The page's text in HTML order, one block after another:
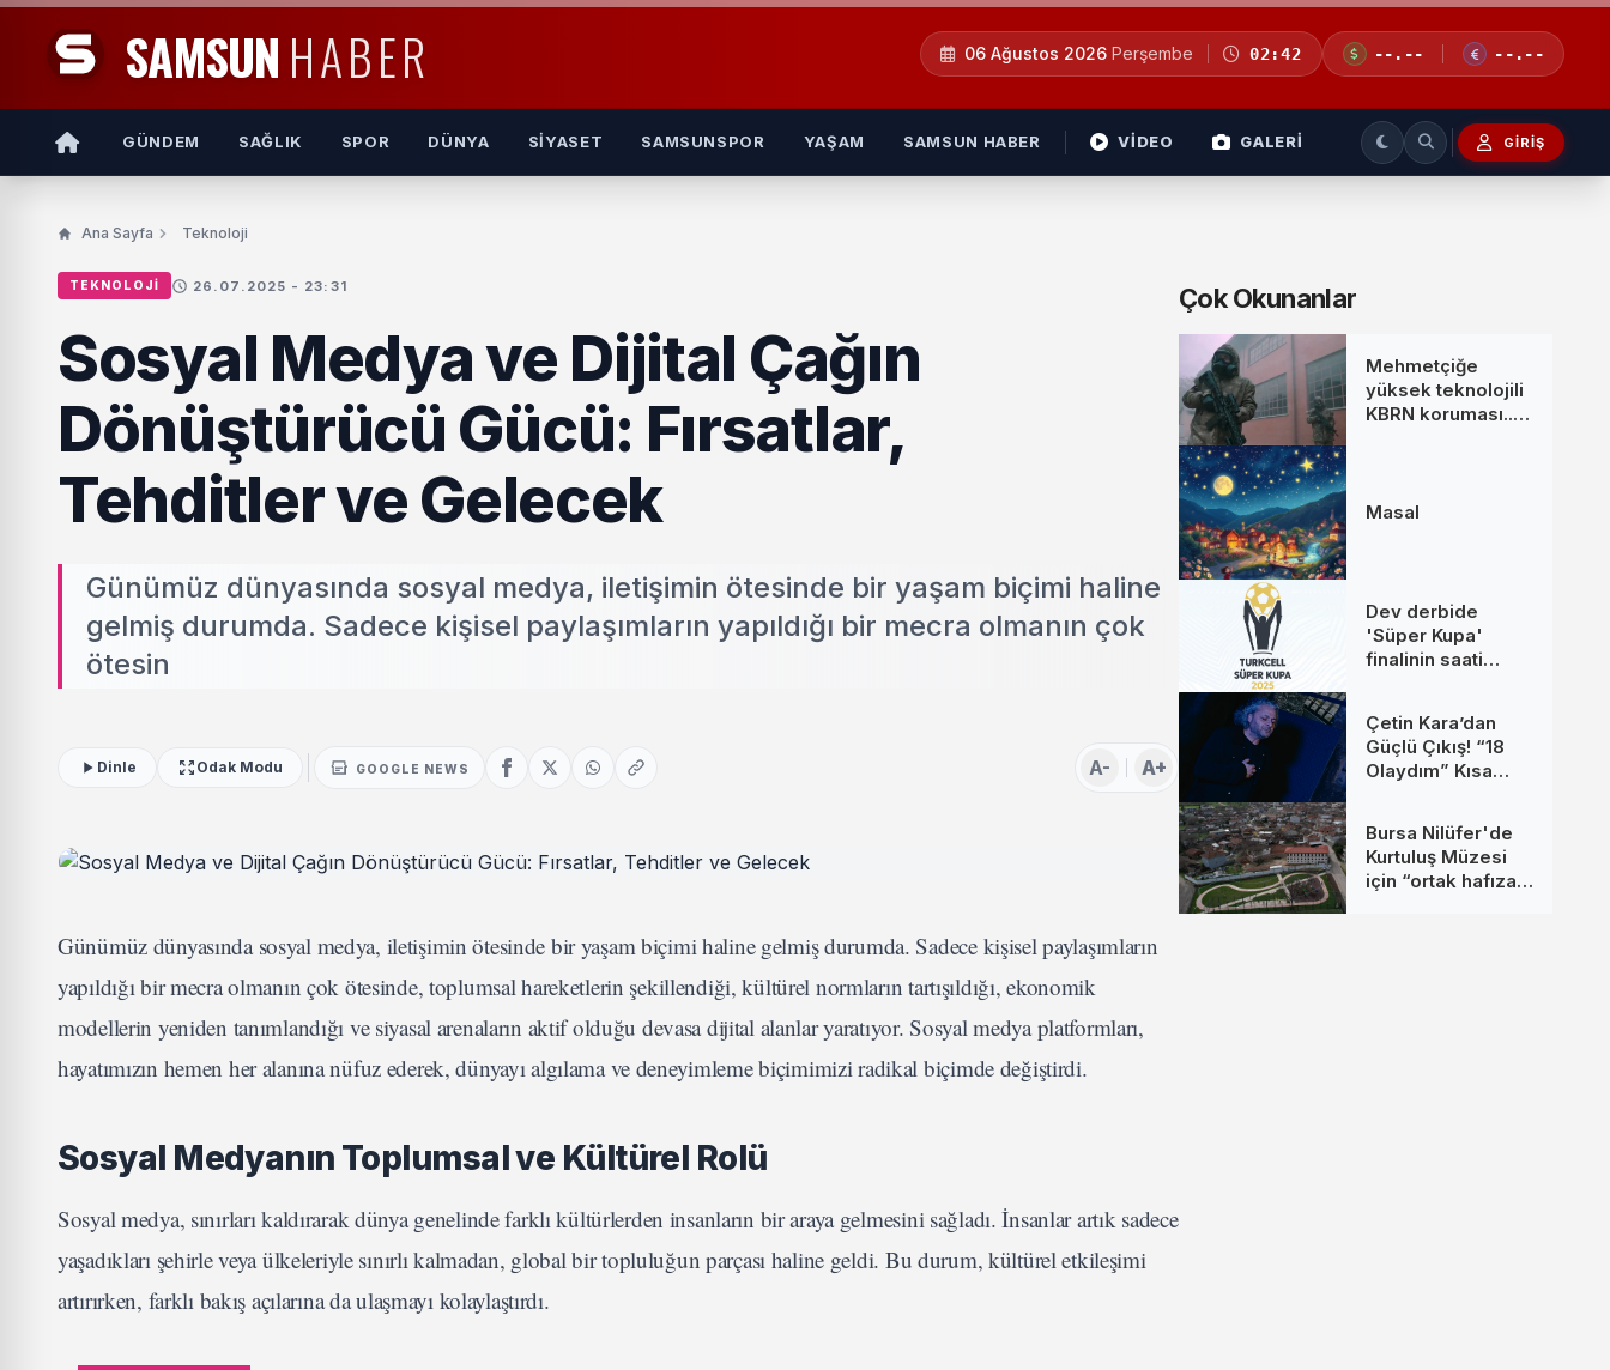
SAMSUN HABER 06 Ağustos 2026 Perşembe 02:42 --.-- --.--
GÜNDEM SAĞLIK SPOR DÜNYA SIYASET SAMSUNSPOR YAŞAM SAMSUN HABER VİDEO GALERİ GIRIŞ
Ana Sayfa Teknoloji
TEKNOLOJI 26.07.2025 - 23:31
Sosyal Medya ve Dijital Çağın
Dönüştürücü Gücü: Fırsatlar,
Tehditler ve Gelecek
Günümüz dünyasında sosyal medya, iletişimin ötesinde bir yaşam biçimi haline
gelmiş durumda. Sadece kişisel paylaşımların yapıldığı bir mecra olmanın çok
ötesin
Dinle Odak Modu GOOGLE NEWS A- A+
Günümüz dünyasında sosyal medya, iletişimin ötesinde bir yaşam biçimi haline gelmiş durumda. Sadece kişisel paylaşımların
yapıldığı bir mecra olmanın çok ötesinde, toplumsal hareketlerin şekillendiği, kültürel normların tartışıldığı, ekonomik
modellerin yeniden tanımlandığı ve siyasal arenaların aktif olduğu devasa dijital alanlar yaratıyor. Sosyal medya platformları,
hayatımızın hemen her alanına nüfuz ederek, dünyayı algılama ve deneyimleme biçimimizi radikal biçimde değiştirdi.
Sosyal Medyanın Toplumsal ve Kültürel Rolü
Sosyal medya, sınırları kaldırarak dünya genelinde farklı kültürlerden insanların bir araya gelmesini sağladı. İnsanlar artık sadece
yaşadıkları şehirle veya ülkeleriyle sınırlı kalmadan, global bir topluluğun parçası haline geldi. Bu durum, kültürel etkileşimi
artırırken, farklı bakış açılarına da ulaşmayı kolaylaştırdı.
Çok Okunanlar
Mehmetçiğe
yüksek teknolojili
KBRN koruması...
Masal
Dev derbide
'Süper Kupa'
finalinin saati
Çetin Kara’dan
Güçlü Çıkış! “18
Olaydım” Kısa
Ulaştı
Bursa Nilüfer'de
Kurtuluş Müzesi
için “ortak hafıza”